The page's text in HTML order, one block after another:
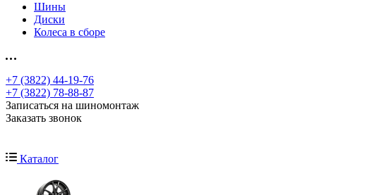
Шины
Диски
Колеса в сборе
+7 (3822) 44-19-76
+7 (3822) 78-88-87
Записаться на шиномонтаж
Заказать звонок
Каталог